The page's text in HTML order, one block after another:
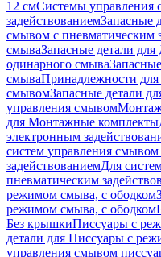
12 смСистемы управления
задействованиемЗапасные
смывом с пневматическим
смываЗапасные детали
одинарного смыва
смываПринадлежности для
смывомЗапасные детали
управления смывом
для Монтажные комплекты
электронным
систем управления
задействованиемДля
пневматическим
режимом смыва, с ободком
режимом смыва, с ободком
Без крышкиПиссуары с
детали для Писсуары с
управления смывом